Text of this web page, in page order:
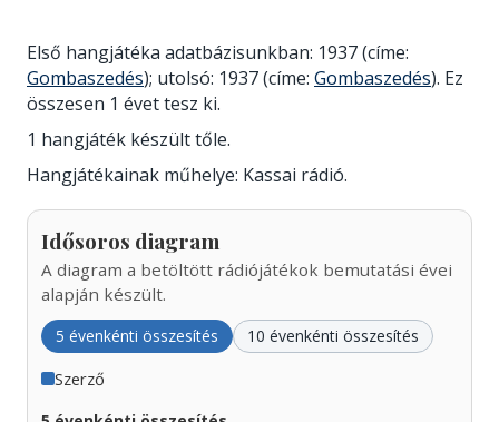
Első hangjátéka adatbázisunkban: 1937 (címe:
Gombaszedés); utolsó: 1937 (címe: Gombaszedés). Ez
összesen 1 évet tesz ki.
1 hangjáték készült tőle.
Hangjátékainak műhelye: Kassai rádió.
Idősoros diagram
A diagram a betöltött rádiójátékok bemutatási évei
alapján készült.
5 évenkénti összesítés 10 évenkénti összesítés
Szerző